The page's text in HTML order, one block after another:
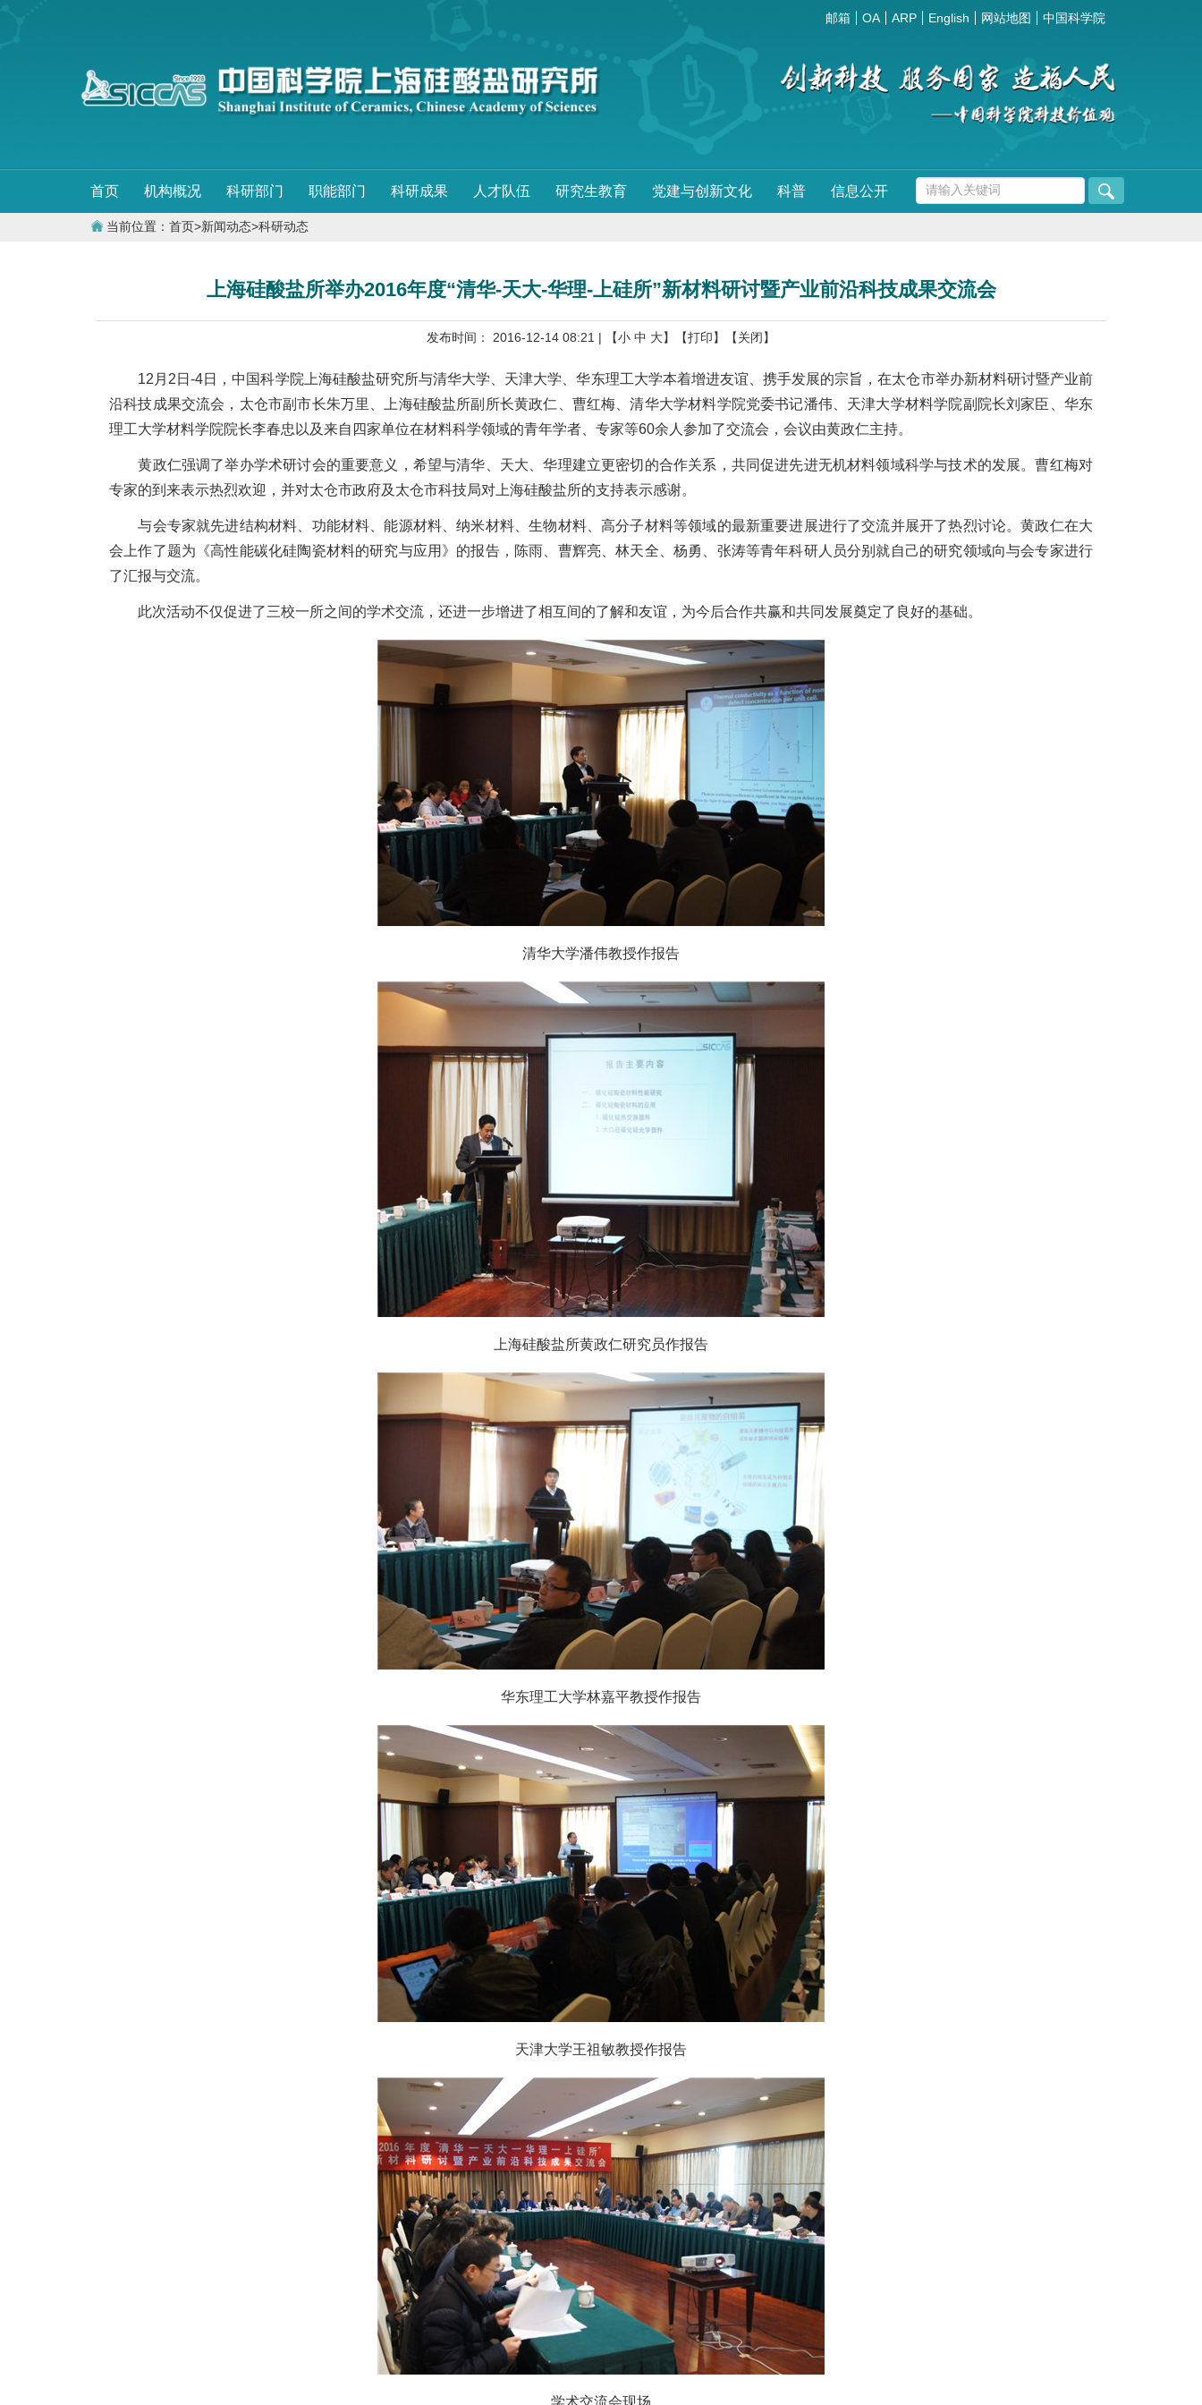
邮箱 OA ARP English 网站地图 中国科学院
首页 机构概况 科研部门 职能部门 科研成果 人才队伍 研究生教育 党建与创新文化 科普 信息公开
当前位置： 首页>新闻动态>科研动态
上海硅酸盐所举办2016年度“清华-天大-华理-上硅所”新材料研讨暨产业前沿科技成果交流会
发布时间： 2016-12-14 08:21 | 【小 中 大】 【打印】 【关闭】
12月2日-4日，中国科学院上海硅酸盐研究所与清华大学、天津大学、华东理工大学本着增进友谊、携手发展的宗旨，在太仓市举办新材料研讨暨产业前
沿科技成果交流会，太仓市副市长朱万里、上海硅酸盐所副所长黄政仁、曹红梅、清华大学材料学院党委书记潘伟、天津大学材料学院副院长刘家臣、华东
理工大学材料学院院长李春忠以及来自四家单位在材料科学领域的青年学者、专家等60余人参加了交流会，会议由黄政仁主持。
黄政仁强调了举办学术研讨会的重要意义，希望与清华、天大、华理建立更密切的合作关系，共同促进先进无机材料领域科学与技术的发展。曹红梅对
专家的到来表示热烈欢迎，并对太仓市政府及太仓市科技局对上海硅酸盐所的支持表示感谢。
与会专家就先进结构材料、功能材料、能源材料、纳米材料、生物材料、高分子材料等领域的最新重要进展进行了交流并展开了热烈讨论。黄政仁在大
会上作了题为《高性能碳化硅陶瓷材料的研究与应用》的报告，陈雨、曹辉亮、林天全、杨勇、张涛等青年科研人员分别就自己的研究领域向与会专家进行
了汇报与交流。
此次活动不仅促进了三校一所之间的学术交流，还进一步增进了相互间的了解和友谊，为今后合作共赢和共同发展奠定了良好的基础。
清华大学潘伟教授作报告
上海硅酸盐所黄政仁研究员作报告
华东理工大学林嘉平教授作报告
天津大学王祖敏教授作报告
学术交流会现场